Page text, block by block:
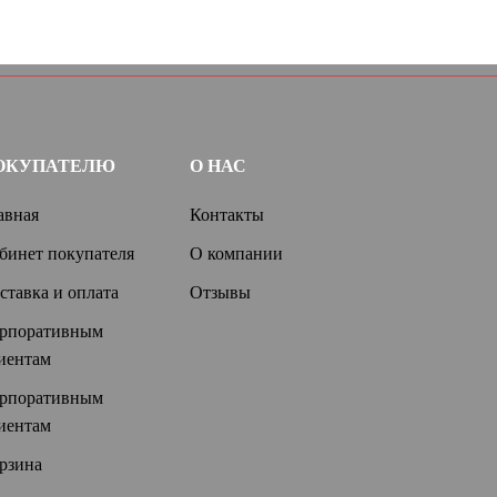
покупателя
и оплата
О НАС
Контакты
О компании
Отзывы